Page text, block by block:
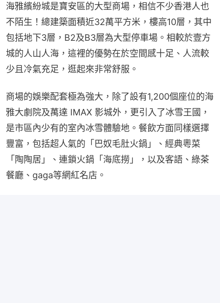
海雅繽紛城是寶安區的大型商場，相信不少香港人也
不陌生！總建築面積近32萬平方米，樓高10層，其中
包括地下3層，B2及B3層為大型停車場。相較於壹方
城的人山人海，這裡的優勢在於空間感十足、人流較
少且冷氣充足，逛起來非常舒服。
商場的娛樂配套極為強大，除了設有1,200個座位的海
雅大劇院及萬達 IMAX 影城外，更引入了冰雪王國，
是市區內少有的室內冰雪體驗地。餐飲方面同樣選擇
豐富，包括超人氣的「巴奴毛肚火鍋」、經典粵菜
「陶陶居」、連鎖火鍋「海底撈」，以及客語、綠茶
餐廳、gaga等網紅名店。